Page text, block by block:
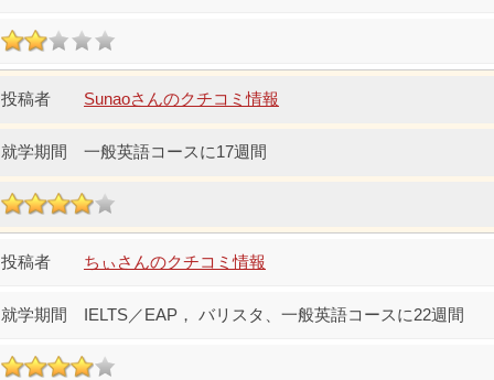
Sunaoさんのクチコミ情報
一般英語コースに17週間
ちぃさんのクチコミ情報
IELTS／EAP， バリスタ、一般英語コースに22週間